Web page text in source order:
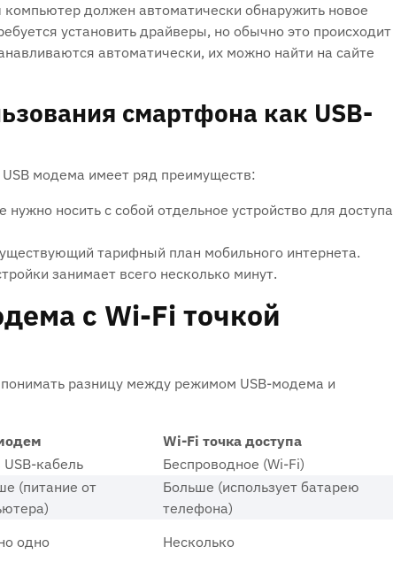
должен автоматически обнаружить новое
установить драйверы, но обычно это происходит
автоматически, их можно найти на сайте
смартфона как USB-
модема имеет ряд преимуществ:
нужно носить с собой отдельное устройство для доступа
тарифный план мобильного интернета.
занимает всего несколько минут.
с Wi-Fi точкой
разницу между режимом USB-модема и
Wi-Fi точка доступа
USB-кабель
Беспроводное (Wi-Fi)
(питание от
Больше (использует батарею
телефона)
одно Несколько